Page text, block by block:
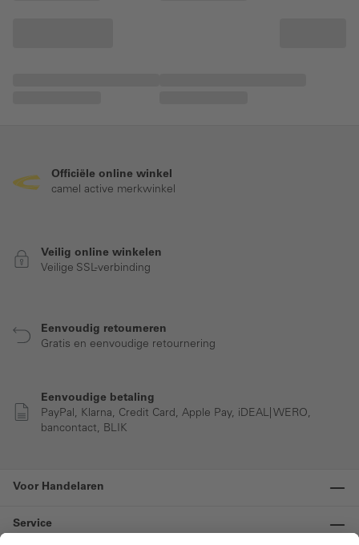
Officiële online winkel
camel active merkwinkel
Veilig online winkelen
Veilige SSL-verbinding
Eenvoudig retourneren
Gratis en eenvoudige retournering
Eenvoudige betaling
PayPal, Klarna, Credit Card, Apple Pay, iDEAL| WERO,
bancontact, BLIK
Voor Handelaren
Service